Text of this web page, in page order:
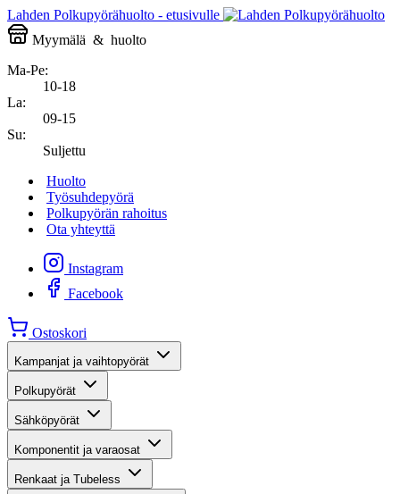
Lahden Polkupyörähuolto - etusivulle
Myymälä & huolto
Ma-Pe:
10-18
La:
09-15
Su:
Suljettu
Huolto
Työsuhdepyörä
Polkupyörän rahoitus
Ota yhteyttä
Instagram
Facebook
Ostoskori
Kampanjat ja vaihtopyörät
Polkupyörät
Sähköpyörät
Komponentit ja varaosat
Renkaat ja Tubeless